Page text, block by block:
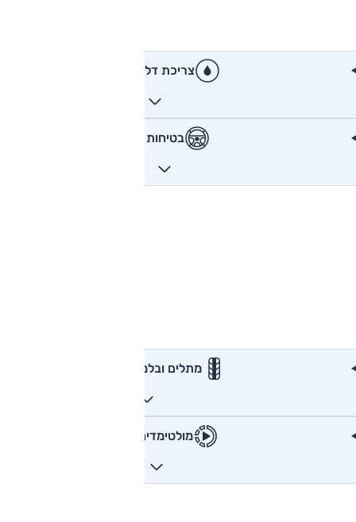
צריכת דלק
בטיחות
מתלים ובלמים
מולטימדיה